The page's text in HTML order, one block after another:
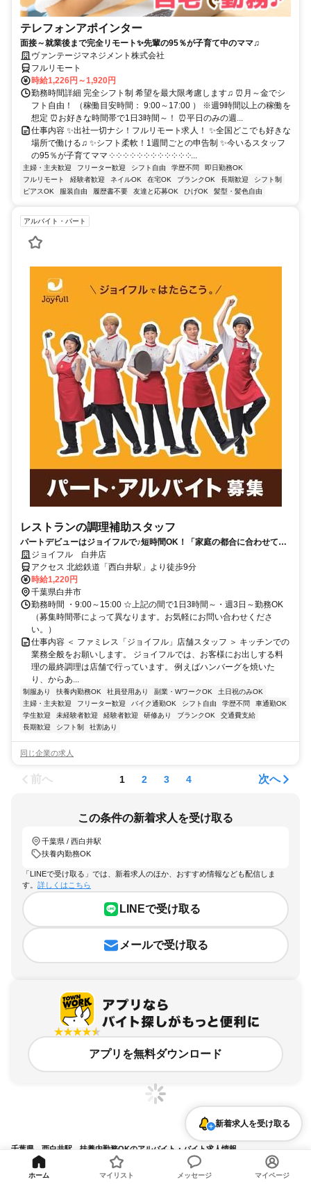
テレフォンアポインター
面接～就業後まで完全リモート✨先輩の95％が子育て中のママ♫
ヴァンテージマネジメント株式会社
フルリモート
時給1,226円～1,920円
勤務時間詳細 完全シフト制 希望を最大限考慮します♫ ⏰月～金でシ
フト自由！ （稼働目安時間： 9:00～17:00 ） ※週9時間以上の稼働を
想定 ⏰お好きな時間帯で1日3時間～！ ⏰平日のみの週...
仕事内容 ✨出社一切ナシ！フルリモート求人！ ✨全国どこでも好きな
場所で働ける♫ ✨シフト柔軟！1週間ごとの申告制 ✨今いるスタッフ
の95％が子育てママ ༶ ༶ ༶ ༶ ༶ ༶ ༶ ༶ ༶ ༶ ༶ ༶...
主婦・主夫歓迎 フリーター歓迎 シフト自由 学歴不問
即日勤務OK
フルリモート
経験者歓迎 ネイルOK 在宅OK ブランクOK 長期歓迎
シフト制
ピアスOK
服装自由 履歴書不要 友達と応募OK ひげOK 髪型・髪色自由
アルバイト・パート
レストランの調理補助スタッフ
パートデビューはジョイフルで♪短時間OK！「家庭の都合に合わせて」
のシフト相談可♪履歴書不要
ジョイフル 白井店
アクセス 北総鉄道「西白井駅」より徒歩9分
時給1,220円
千葉県白井市
勤務時間 ・9:00～15:00 ☆上記の間で1日3時間～・週3日～勤務OK
（募集時間帯によって異なります。お気軽にお問い合わせくださ
い。）
仕事内容 ＜ ファミレス「ジョイフル」店舗スタッフ ＞ キッチンでの
業務全般をお願いします。 ジョイフルでは、お客様にお出しする料
理の最終調理は店舗で行っています。 例えばハンバーグを焼いた
り、からあ...
制服あり 扶養内勤務OK 社員登用あり 副業・WワークOK
土日祝のみOK
主婦・主夫歓迎
フリーター歓迎 バイク通勤OK シフト自由 学歴不問
車通勤OK
学生歓迎
未経験者歓迎 経験者歓迎 研修あり ブランクOK
交通費支給
長期歓迎
シフト制 社割あり
同じ企業の求人
前へ 1 2 3 4 次へ
この条件の新着求人を受け取る
千葉県 / 西白井駅
扶養内勤務OK
「LINEで受け取る」では、新着求人のほか、おすすめ情報なども配信しま
す。 詳しくはこちら
LINEで受け取る
メールで受け取る
アプリを無料ダウンロード
千葉県、西白井駅、扶養内勤務OKのアルバイト・バイト求人情報
求人の詳細を表示
新着求人を受け取る
ホーム マイリスト メッセージ マイページ